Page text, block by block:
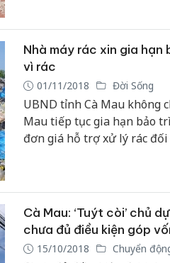
Nhà máy rác xin gia
vì rác
01/11/2018 Đời Sống
UBND tỉnh Cà Mau không
Mau tiếp tục gia hạn bảo
đơn giá hỗ trợ xử lý rác
Cà Mau: ‘Tuýt còi’ chủ
chưa đủ điều kiện góp
15/10/2018 Chuyển